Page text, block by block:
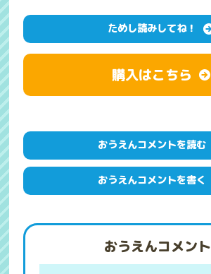
ためし読みしてね！
購入はこちら
おうえんコメントを読む
おうえんコメントを書く
おうえんコメント